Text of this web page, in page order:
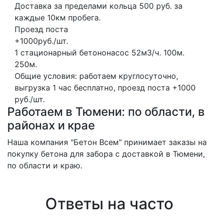
Доставка за пределами кольца 500 руб. за
каждые 10км пробега.
Проезд поста
+1000руб./шт.
1 стационарный бетононасос 52м3/ч. 100м.
250м.
Общие условия: работаем круглосуточно,
выгрузка 1 час бесплатно, проезд поста +1000
руб./шт.
Работаем в Тюмени: по области, в
районах и крае
Наша компания "Бетон Всем" принимает заказы на
покупку бетона для забора с доставкой в Тюмени,
по области и краю.
Ответы на часто